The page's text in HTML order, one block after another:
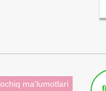
ma'lumotlari